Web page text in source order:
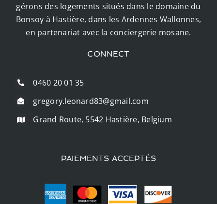
gérons des logements situés dans le domaine du
Bonsoy à Hastière, dans les Ardennes Wallonnes,
en partenariat avec la conciergerie mosane.
CONNECT
0460 20 01 35
gregory.leonard83@gmail.com
Grand Route, 5542 Hastière, Belgium
PAIEMENTS ACCEPTÉS